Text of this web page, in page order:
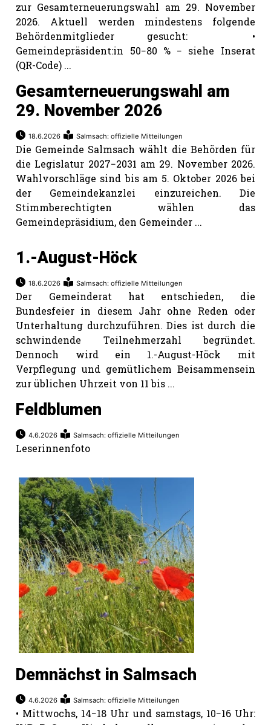
zur Gesamterneuerungswahl am 29. November
2026. Aktuell werden mindestens folgende
Behördenmitglieder gesucht: •
Gemeindepräsident:in 50−80 % − siehe Inserat
(QR-Code) ...
Gesamterneuerungswahl am
29. November 2026
18.6.2026 Salmsach: offizielle Mitteilungen
Die Gemeinde Salmsach wählt die Behörden für
die Legislatur 2027−2031 am 29. November 2026.
Wahlvorschläge sind bis am 5. Oktober 2026 bei
der Gemeindekanzlei einzureichen. Die
Stimmberechtigten wählen das
Gemeindepräsidium, den Gemeinder ...
1.-August-Höck
18.6.2026 Salmsach: offizielle Mitteilungen
Der Gemeinderat hat entschieden, die
Bundesfeier in diesem Jahr ohne Reden oder
Unterhaltung durchzuführen. Dies ist durch die
schwindende Teilnehmerzahl begründet.
Dennoch wird ein 1.-August-Höck mit
Verpflegung und gemütlichem Beisammensein
zur üblichen Uhrzeit von 11 bis ...
Feldblumen
4.6.2026 Salmsach: offizielle Mitteilungen
Leserinnenfoto
Demnächst in Salmsach
4.6.2026 Salmsach: offizielle Mitteilungen
• Mittwochs, 14−18 Uhr und samstags, 10−16 Uhr: